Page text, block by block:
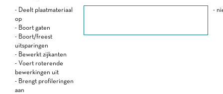
- Deelt plaatmateriaal
op
- Boort gaten
- Boort/freest
uitsparingen
- Bewerkt zijkanten
- Voert roterende
bewerkingen uit
- Brengt profileringen
aan
-